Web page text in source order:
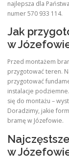
najlepsza dla
numer 570 933 114.
Jak
w
Przed montażem
przygotować teren.
przygotować
instalacje
się do montażu –
Doradzimy, jakie
bramę w Józefowie.
w